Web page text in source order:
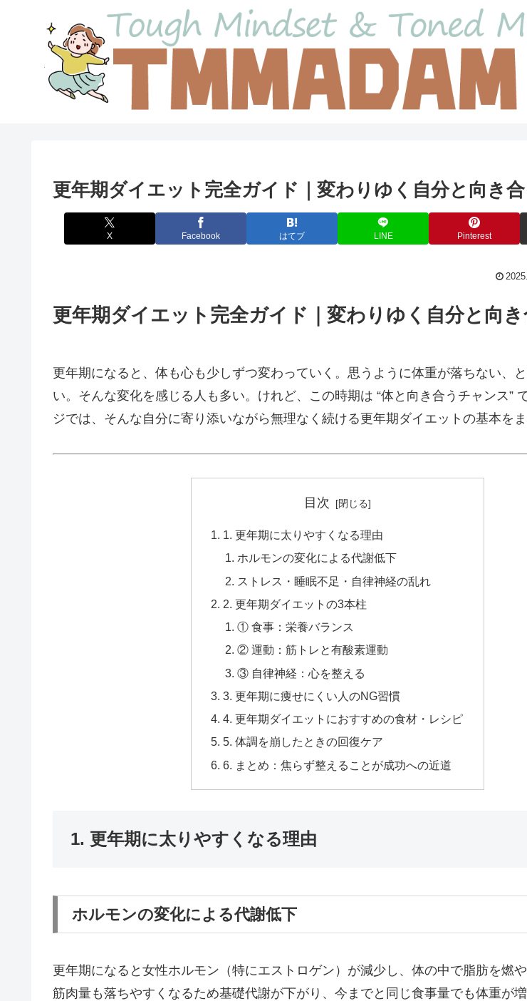
更年期ダイエット完全ガイド｜変わりゆく自分と向き
X Facebook はてブ LINE Pinterest
更年期ダイエット完全ガイド｜変わりゆく自分と向
更年期になると、体も心も少しずつ変わっていく。思うように体重が落ちない、
い。そんな変化を感じる人も多い。けれど、この時期は “体と向き合うチャンス”
ジでは、そんな自分に寄り添いながら無理なく続ける更年期ダイエットの基本をま
目次
1. 更年期に太りやすくなる理由
ホルモンの変化による代謝低下
ストレス・睡眠不足・自律神経の乱れ
2. 更年期ダイエットの3本柱
① 食事：栄養バランス
② 運動：筋トレと有酸素運動
③ 自律神経：心を整える
3. 更年期に痩せにくい人のNG習慣
4. 更年期ダイエットにおすすめの食材・レシピ
5. 体調を崩したときの回復ケア
6. まとめ：焦らず整えることが成功への近道
1. 更年期に太りやすくなる理由
ホルモンの変化による代謝低下
更年期になると女性ホルモン（特にエストロゲン）が減少し、体の中で脂肪を燃や
筋肉量も落ちやすくなるため基礎代謝が下がり、今までと同じ食事量でも体重が増